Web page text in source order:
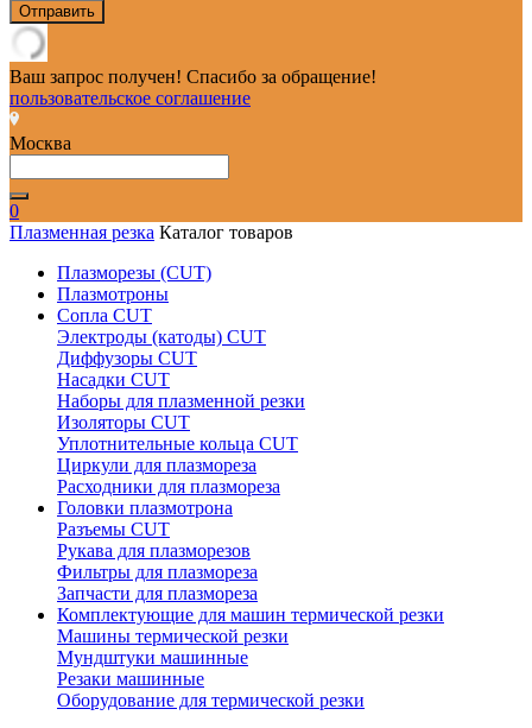
Отправить
Ваш запрос получен! Спасибо за обращение!
пользовательское соглашение
Москва
0
Плазменная резка Каталог товаров
Плазморезы (CUT)
Плазмотроны
Сопла CUT
Электроды (катоды) CUT
Диффузоры CUT
Насадки CUT
Наборы для плазменной резки
Изоляторы CUT
Уплотнительные кольца CUT
Циркули для плазмореза
Расходники для плазмореза
Головки плазмотрона
Разъемы CUT
Рукава для плазморезов
Фильтры для плазмореза
Запчасти для плазмореза
Комплектующие для машин термической резки
Машины термической резки
Мундштуки машинные
Резаки машинные
Оборудование для термической резки